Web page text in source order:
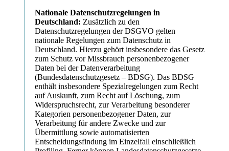
Nationale Datenschutzregelungen in
Deutschland: Zusätzlich zu den
Datenschutzregelungen der DSGVO gelten
nationale Regelungen zum Datenschutz in
Deutschland. Hierzu gehört insbesondere das Gesetz
zum Schutz vor Missbrauch personenbezogener
Daten bei der Datenverarbeitung
(Bundesdatenschutzgesetz – BDSG). Das BDSG
enthält insbesondere Spezialregelungen zum Recht
auf Auskunft, zum Recht auf Löschung, zum
Widerspruchsrecht, zur Verarbeitung besonderer
Kategorien personenbezogener Daten, zur
Verarbeitung für andere Zwecke und zur
Übermittlung sowie automatisierten
Entscheidungsfindung im Einzelfall einschließlich